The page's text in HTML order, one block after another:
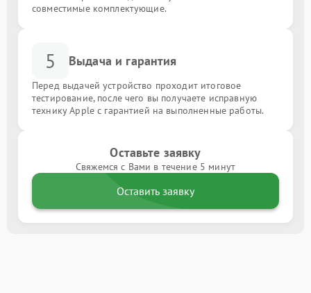
совместимые комплектующие.
5 Выдача и гарантия
Перед выдачей устройство проходит итоговое
тестирование, после чего вы получаете исправную
технику Apple с гарантией на выполненные работы.
Оставьте заявку
Свяжемся с Вами в течение 5 минут
Оставить заявку